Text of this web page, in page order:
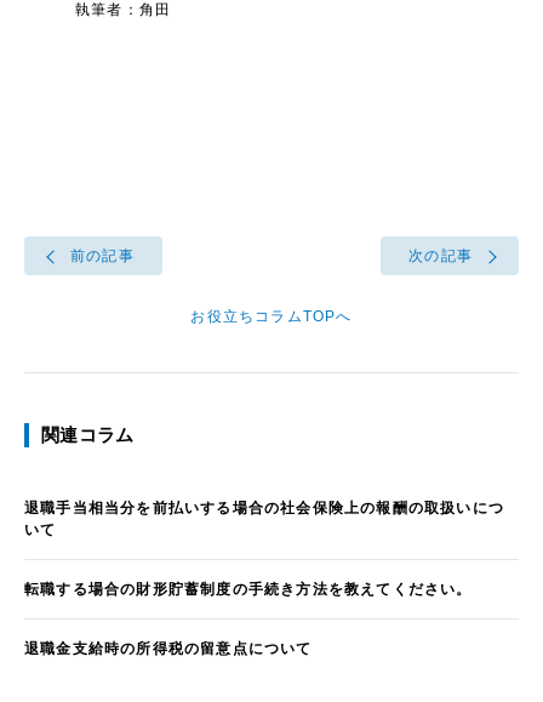
執筆者：角田
前の記事
お役立ちコラムTOPへ
次の記事
関連コラム
退職手当相当分を前払いする場合の社会保険上の報酬の取扱いにつ
いて
転職する場合の財形貯蓄制度の手続き方法を教えてください。
退職金支給時の所得税の留意点について